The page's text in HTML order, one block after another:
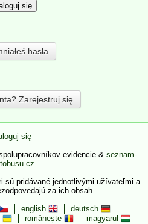
hasła
Zarejestruj się
się
evidencie & seznam-
sú pridávané jednotlivými užívateľmi a
za ich obsah.
english
deutsch
românește magyarul